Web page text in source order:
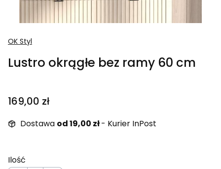
OK Styl
Lustro okrągłe bez ramy 60 cm
Cena
169,00 zł
Dostawa od 19,00 zł- Kurier InPost
Ilość